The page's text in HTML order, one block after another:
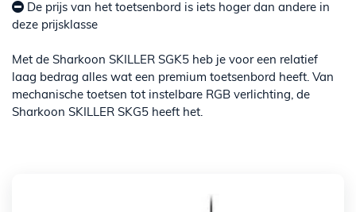
De prijs van het toetsenbord is iets hoger dan andere in
deze prijsklasse
Met de Sharkoon SKILLER SGK5 heb je voor een relatief
laag bedrag alles wat een premium toetsenbord heeft. Van
mechanische toetsen tot instelbare RGB verlichting, de
Sharkoon SKILLER SKG5 heeft het.